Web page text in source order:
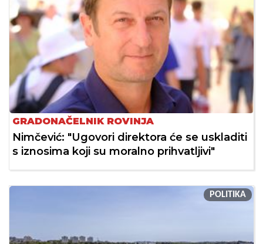
GRADONAČELNIK ROVINJA
Nimčević: "Ugovori direktora će se uskladiti
s iznosima koji su moralno prihvatljivi"
POLITIKA